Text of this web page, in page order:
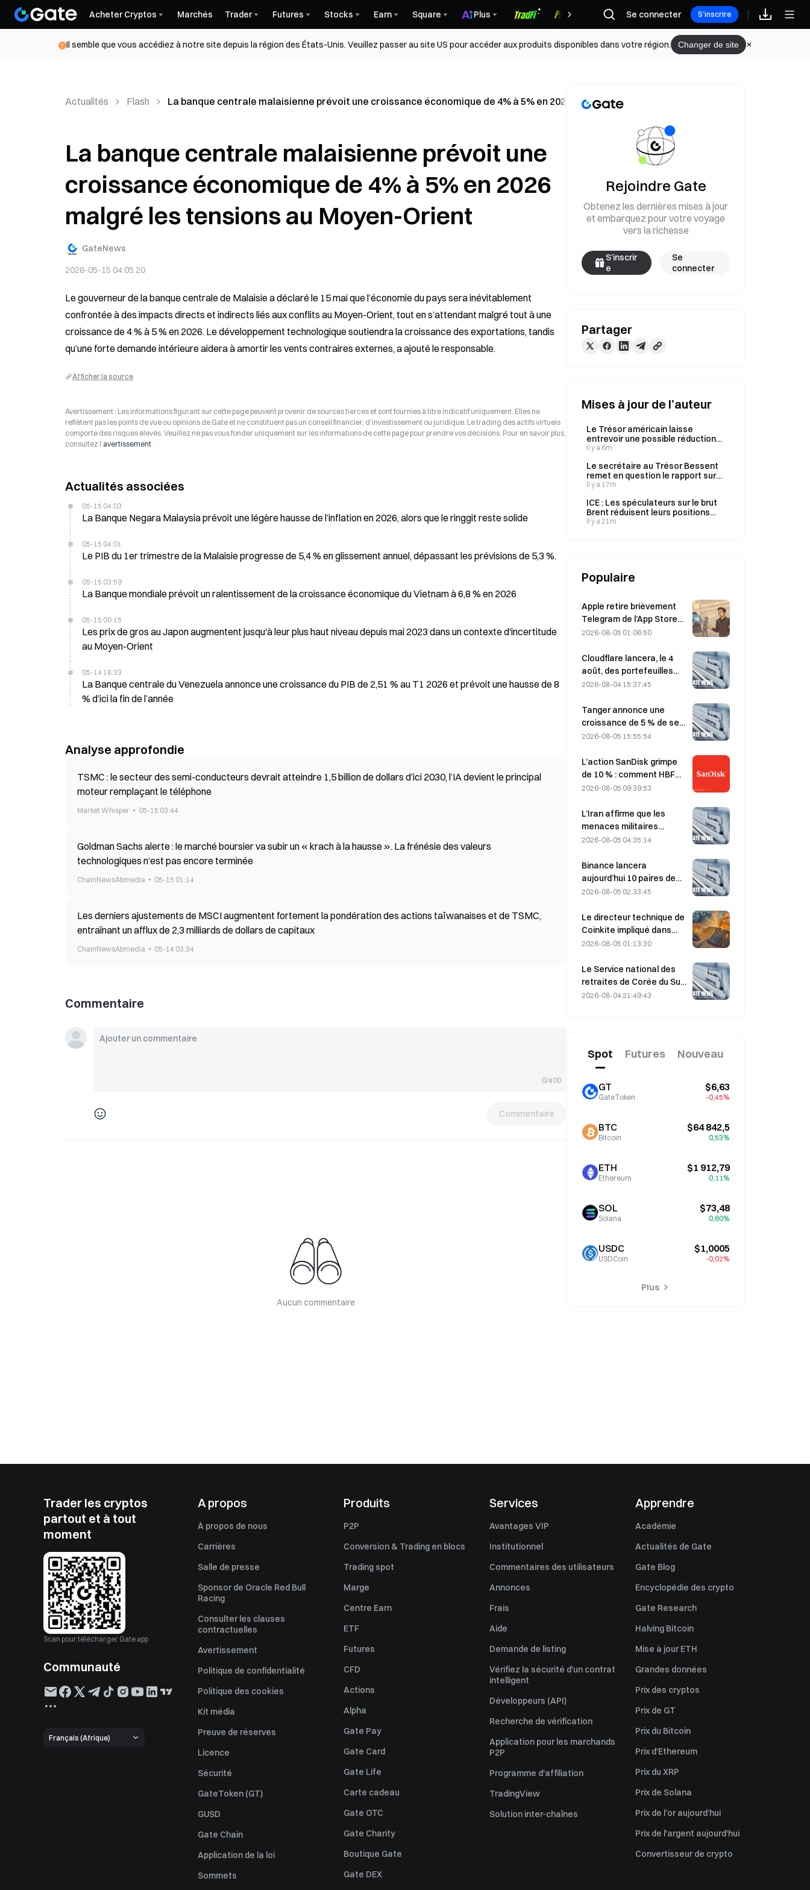
Acheter Cryptos Marchés Trader Futures Stocks Earn Square Plus Récompenses
Se connecter S’inscrire
Il semble que vous accédiez à notre site depuis la région des États-Unis. Veuillez passer au site US pour accéder aux produits disponibles dans votre région. Changer de site
Actualités Flash La banque centrale malaisienne prévoit une croissance économique de 4% à 5% en 2026 malgré les tensions au Moyen-Orient
La banque centrale malaisienne prévoit une
croissance économique de 4% à 5% en 2026
malgré les tensions au Moyen-Orient
GateNews
2026-05-15 04:05:20
Le gouverneur de la banque centrale de Malaisie a déclaré le 15 mai que l’économie du pays sera inévitablement
confrontée à des impacts directs et indirects liés aux conflits au Moyen-Orient, tout en s’attendant malgré tout à une
croissance de 4 % à 5 % en 2026. Le développement technologique soutiendra la croissance des exportations, tandis
qu’une forte demande intérieure aidera à amortir les vents contraires externes, a ajouté le responsable.
Afficher la source
Avertissement : Les informations figurant sur cette page peuvent provenir de sources tierces et sont fournies à titre indicatif uniquement. Elles ne
reflètent pas les points de vue ou opinions de Gate et ne constituent pas un conseil financier, d’investissement ou juridique. Le trading des actifs virtuels
comporte des risques élevés. Veuillez ne pas vous fonder uniquement sur les informations de cette page pour prendre vos décisions. Pour en savoir plus,
consultez l’avertissement.
Actualités associées
05-15 04:03
La Banque Negara Malaysia prévoit une légère hausse de l’inflation en 2026, alors que le ringgit reste solide
05-15 04:01
Le PIB du 1er trimestre de la Malaisie progresse de 5,4 % en glissement annuel, dépassant les prévisions de 5,3 %.
05-15 03:59
La Banque mondiale prévoit un ralentissement de la croissance économique du Vietnam à 6,8 % en 2026
05-15 00:15
Les prix de gros au Japon augmentent jusqu'à leur plus haut niveau depuis mai 2023 dans un contexte d'incertitude
au Moyen-Orient
05-14 18:33
La Banque centrale du Venezuela annonce une croissance du PIB de 2,51 % au T1 2026 et prévoit une hausse de 8
% d’ici la fin de l’année
Analyse approfondie
TSMC : le secteur des semi-conducteurs devrait atteindre 1,5 billion de dollars d’ici 2030, l’IA devient le principal
moteur remplaçant le téléphone
Market Whisper 05-15 03:44
Goldman Sachs alerte : le marché boursier va subir un « krach à la hausse ». La frénésie des valeurs
technologiques n’est pas encore terminée
ChainNewsAbmedia 05-15 01:14
Les derniers ajustements de MSCI augmentent fortement la pondération des actions taïwanaises et de TSMC,
entraînant un afflux de 2,3 milliards de dollars de capitaux
ChainNewsAbmedia 05-14 03:34
Commentaire
0/400
Commentaire
Aucun commentaire
Rejoindre Gate
Obtenez les dernières mises à jour
et embarquez pour votre voyage
vers la richesse
S’inscrir
e
Se
connecter
Partager
Mises à jour de l’auteur
Le Trésor américain laisse
entrevoir une possible réduction
des adjudications d’obligations à
Il y a 6m
Le secrétaire au Trésor Bessent
remet en question le rapport sur
l’emploi, invoquant les créations
la productivité.
Il y a 17m
ICE : Les spéculateurs sur le brut
Brent réduisent leurs positions
nettes longues de 20 361 contrats
Il y a 21m
Populaire
Apple retire brièvement
Telegram de l’App Store
en raison de contenus
(CSAM) ; Durov dément et
évoque une « attaque de
sécurité »
2026-08-05 01:06:50
Cloudflare lancera, le 4
août, des portefeuilles
pour agents IA afin de
API autonomes.
2026-08-04 15:37:45
Tanger annonce une
croissance de 5 % de ses
ventes, portée par le
monde en juin-juillet
2026-08-05 15:55:54
L’action SanDisk grimpe
de 10 % : comment HBF
ouvre un nouveau cycle
et les résultats financiers
peuvent-ils confirmer la
thèse de croissance ?
2026-08-05 09:39:53
L’Iran affirme que les
menaces militaires
américaines retardent
détroit d’Ormuz, prévu le 5
août.
2026-08-05 04:35:14
Binance lancera
aujourd’hui 10 paires de
trading bStocks à 20 h 00
2026-08-05 02:33:45
Le directeur technique de
Coinkite impliqué dans
l’incident lié à une
déclenchant quatre
vagues d’attaques qui ont
causé 114 millions de
2026-08-05 01:13:30
Le Service national des
retraites de Corée du Sud
se tourne vers des
2026-08-04 21:49:43
Spot Futures Nouveau
GT
GateToken
$6,63
-0,45%
BTC
Bitcoin
$64 842,5
0,53%
ETH
Ethereum
$1 912,79
0,11%
SOL
Solana
$73,48
0,60%
USDC
USDCoin
$1,0005
-0,02%
Plus
Trader les cryptos
partout et à tout
moment
Scan pour télécharger Gate app
Communauté
Français (Afrique)
A propos
À propos de nous
Carrières
Salle de presse
Sponsor de Oracle Red Bull
Racing
Consulter les clauses
contractuelles
Avertissement
Politique de confidentialité
Politique des cookies
Kit média
Preuve de réserves
Licence
Sécurité
GateToken (GT)
GUSD
Gate Chain
Application de la loi
Sommets
Produits
P2P
Conversion & Trading en blocs
Trading spot
Marge
Centre Earn
ETF
Futures
CFD
Actions
Alpha
Gate Pay
Gate Card
Gate Life
Carte cadeau
Gate OTC
Gate Charity
Boutique Gate
Gate DEX
Services
Avantages VIP
Institutionnel
Commentaires des utilisateurs
Annonces
Frais
Aide
Demande de listing
Vérifiez la sécurité d'un contrat
intelligent
Développeurs (API)
Recherche de vérification
Application pour les marchands
P2P
Programme d'affiliation
TradingView
Solution inter-chaînes
Apprendre
Académie
Actualités de Gate
Gate Blog
Encyclopédie des crypto
Gate Research
Halving Bitcoin
Mise à jour ETH
Grandes données
Prix des cryptos
Prix de GT
Prix du Bitcoin
Prix d’Ethereum
Prix du XRP
Prix de Solana
Prix de l’or aujourd’hui
Prix de l'argent aujourd'hui
Convertisseur de crypto